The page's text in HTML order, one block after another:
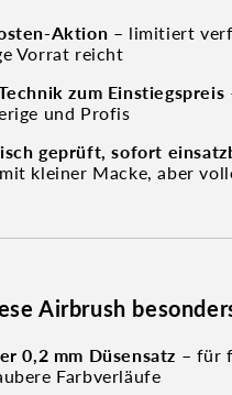
Aktion – limitiert
Vorrat reicht
zum Einstiegspreis
und Profis
geprüft, sofort
kleiner Macke, aber
Airbrush
0,2 mm Düsensatz – für
Farbverläufe